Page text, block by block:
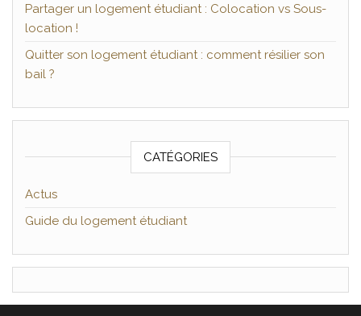
Partager un logement étudiant : Colocation vs Sous-
location !
Quitter son logement étudiant : comment résilier son
bail ?
CATÉGORIES
Actus
Guide du logement étudiant